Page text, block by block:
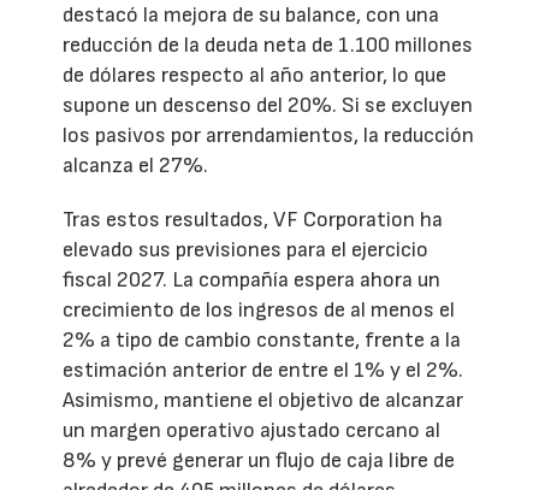
destacó la mejora de su balance, con una
reducción de la deuda neta de 1.100 millones
de dólares respecto al año anterior, lo que
supone un descenso del 20%. Si se excluyen
los pasivos por arrendamientos, la reducción
alcanza el 27%.
Tras estos resultados, VF Corporation ha
elevado sus previsiones para el ejercicio
fiscal 2027. La compañía espera ahora un
crecimiento de los ingresos de al menos el
2% a tipo de cambio constante, frente a la
estimación anterior de entre el 1% y el 2%.
Asimismo, mantiene el objetivo de alcanzar
un margen operativo ajustado cercano al
8% y prevé generar un flujo de caja libre de